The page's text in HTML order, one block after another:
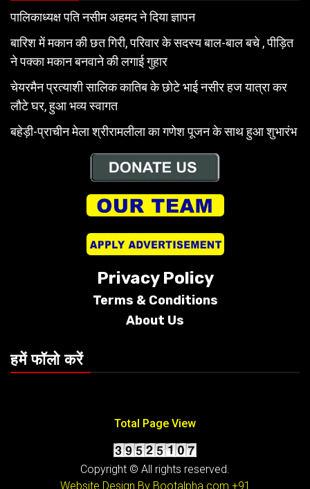
पालिकाध्यक्ष पति नसीम अहमद ने दिया ज्ञापन
बारिश में मकान की छत गिरी, परिवार के सदस्य बाल-बाल बचे , पीड़ित
ने पक्का मकान बनवाने की लगाई गुहार
चेयरमैन प्रत्याशी सालिक कातिब के छोटे भाई नसीर हज यात्रा कर
लौटे घर, हुआ भव्य स्वागत
बहेड़ी-प्राचीन मेला श्रीरामलीला का गणेश पूजन के साथ हुआ शुभारंभ
Privacy Policy
Terms & Conditions
About Us
हमें फॉलो करें
Total Page View
Copyright © All rights reserved.
Website Design By Bootalpha.com +91